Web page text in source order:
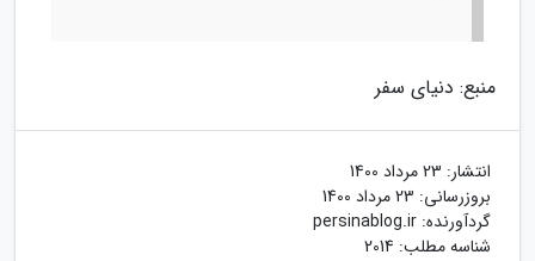
منبع: دنیای سفر
انتشار: 23 مرداد 1400
بروزرسانی: 23 مرداد 1400
گردآورنده: persinablog.ir
شناسه مطلب: 2014